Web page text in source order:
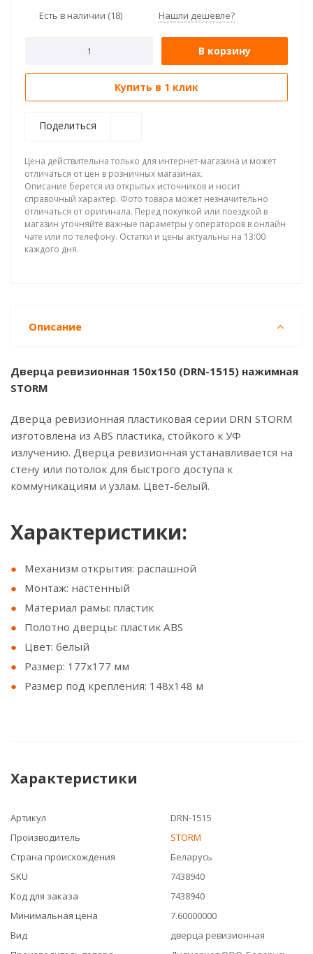
Есть в наличии (18) Нашли дешевле?
В корзину
Купить в 1 клик
Поделиться
Цена действительна только для интернет-магазина и может
отличаться от цен в розничных магазинах.
Описание берется из открытых источников и носит
справочный характер. Фото товара может незначительно
отличаться от оригинала. Перед покупкой или поездкой в
магазин уточняйте важные параметры у операторов в онлайн
чате или по телефону. Остатки и цены актуальны на 13:00
каждого дня.
Описание
Дверца ревизионная 150x150 (DRN-1515) нажимная
STORM
Дверца ревизионная пластиковая серии DRN STORM
изготовлена из ABS пластика, стойкого к УФ
излучению. Дверца ревизионная устанавливается на
стену или потолок для быстрого доступа к
коммуникациям и узлам. Цвет-белый.
Характеристики:
Механизм открытия: распашной
Монтаж: настенный
Материал рамы: пластик
Полотно дверцы: пластик ABS
Цвет: белый
Размер: 177х177 мм
Размер под крепления: 148х148 м
Характеристики
Артикул
DRN-1515
Производитель
STORM
Страна происхождения
Беларусь
SKU
7438940
Код для заказа
7438940
Минимальная цена
7.60000000
Вид
дверца ревизионная